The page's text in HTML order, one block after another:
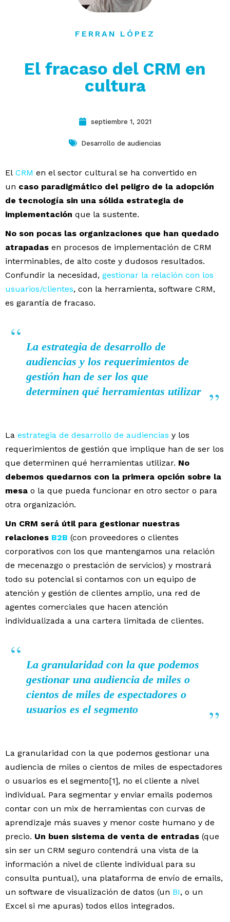
FERRAN LÓPEZ
El fracaso del CRM en
cultura
septiembre 1, 2021
Desarrollo de audiencias
El CRM en el sector cultural se ha convertido en
un caso paradigmático del peligro de la adopción
de tecnología sin una sólida estrategia de
implementación que la sustente.
No son pocas las organizaciones que han quedado
atrapadas en procesos de implementación de CRM
interminables, de alto coste y dudosos resultados.
Confundir la necesidad, gestionar la relación con los
usuarios/clientes, con la herramienta, software CRM,
es garantía de fracaso.
La estrategia de desarrollo de
audiencias y los requerimientos de
gestión han de ser los que
determinen qué herramientas utilizar
La estrategia de desarrollo de audiencias y los
requerimientos de gestión que implique han de ser los
que determinen qué herramientas utilizar. No
debemos quedarnos con la primera opción sobre la
mesa o la que pueda funcionar en otro sector o para
otra organización.
Un CRM será útil para gestionar nuestras
relaciones B2B (con proveedores o clientes
corporativos con los que mantengamos una relación
de mecenazgo o prestación de servicios) y mostrará
todo su potencial si contamos con un equipo de
atención y gestión de clientes amplio, una red de
agentes comerciales que hacen atención
individualizada a una cartera limitada de clientes.
La granularidad con la que podemos
gestionar una audiencia de miles o
cientos de miles de espectadores o
usuarios es el segmento
La granularidad con la que podemos gestionar una
audiencia de miles o cientos de miles de espectadores
o usuarios es el segmento[1], no el cliente a nivel
individual. Para segmentar y enviar emails podemos
contar con un mix de herramientas con curvas de
aprendizaje más suaves y menor coste humano y de
precio. Un buen sistema de venta de entradas (que
sin ser un CRM seguro contendrá una vista de la
información a nivel de cliente individual para su
consulta puntual), una plataforma de envío de emails,
un software de visualización de datos (un BI, o un
Excel si me apuras) todos ellos integrados.